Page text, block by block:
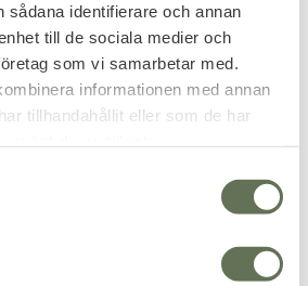
sådana identifierare och annan
till de sociala medier och
som vi samarbetar med.
informationen med annan
tillhandahållit eller som de har
Crew Socks Unisex UA
Performance Tech 3-
Pack Large
give you arch support.